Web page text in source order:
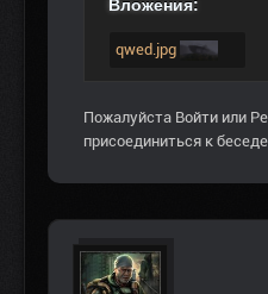
Вложения:
qwed.jpg
Пожалуйста Войти или
присоединиться к беседе.